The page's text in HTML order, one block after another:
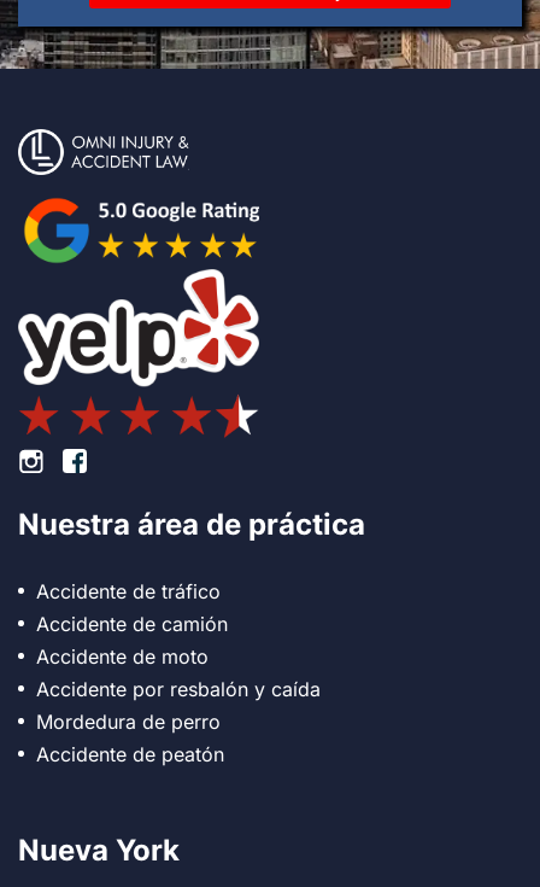
Pie de página Instagram
Pie de página Facebook
Nuestra área de práctica
Accidente de tráfico
Accidente de camión
Accidente de moto
Accidente por resbalón y caída
Mordedura de perro
Accidente de peatón
Nueva York